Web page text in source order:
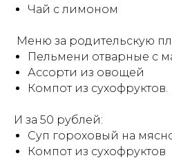
Чай с лимоном
Меню за родительскую
Пельмени отварные с
Ассорти из овощей
Компот из сухофруктов.
И за 50 рублей:
Суп гороховый на
Компот из сухофруктов